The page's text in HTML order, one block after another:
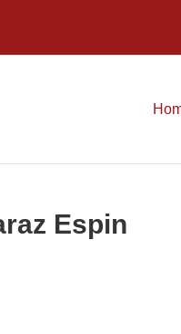
Espin